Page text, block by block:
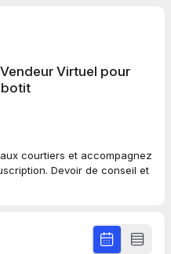
Virtuel pour
courtiers et accompagnez
Devoir de conseil et